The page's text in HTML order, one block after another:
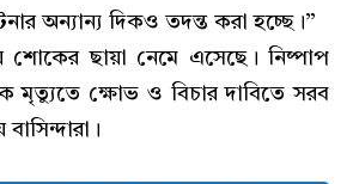
অন্যান্য দিকও তদন্ত করা হচ্ছে।”
ছায়া নেমে এসেছে। নিষ্পাপ
মৃত্যুতে ক্ষোভ ও বিচার দাবিতে সরব